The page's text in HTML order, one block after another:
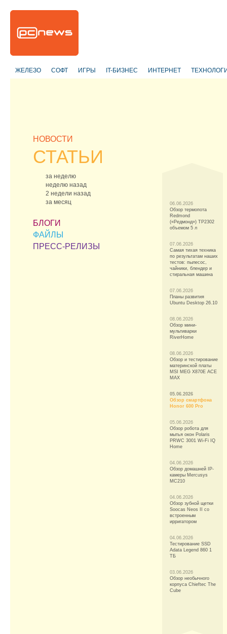
ЖЕЛЕЗО СОФТ ИГРЫ IT-БИЗНЕС ИНТЕРНЕТ
НОВОСТИ
СТАТЬИ
за неделю
неделю назад
2 недели назад
за месяц
БЛОГИ
ФАЙЛЫ
ПРЕСС-РЕЛИЗЫ
06.06.2026
Обзор термопота
Redmond
(«Редмонд») TP2302
объемом 5 л
07.06.2026
Самая тихая техника
по результатам наших
тестов: пылесос,
чайники, блендер и
стиральная машина
07.06.2026
Планы развития
Ubuntu Desktop 26.10
08.06.2026
Обзор мини-
мультиварки
RiverHome
08.06.2026
Обзор и тестирование
материнской платы
MSI MEG X870E ACE
MAX
05.06.2026
Обзор смартфона
Honor 600 Pro
05.06.2026
Обзор робота для
мытья окон Polaris
PRWC 3001 Wi-Fi IQ
Home
04.06.2026
Обзор домашней IP-
камеры Mercusys
MC210
04.06.2026
Обзор зубной щетки
Soocas Neos II со
встроенным
ирригатором
04.06.2026
Тестирование SSD
Adata Legend 860 1
ТБ
03.06.2026
Обзор необычного
корпуса Chieftec The
Cube